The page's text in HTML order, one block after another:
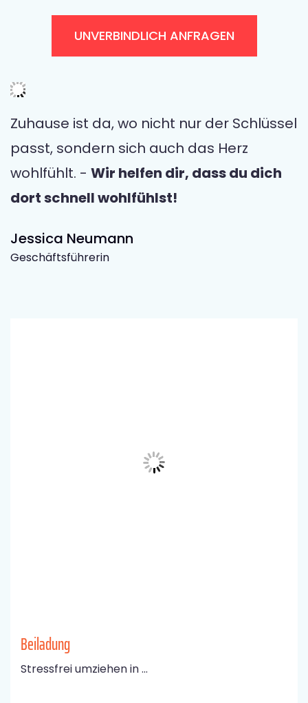
UNVERBINDLICH ANFRAGEN
Zuhause ist da, wo nicht nur der Schlüssel
passt, sondern sich auch das Herz
wohlfühlt. - Wir helfen dir, dass du dich
dort schnell wohlfühlst!
Jessica Neumann
Geschäftsführerin
Beiladung
Stressfrei umziehen in ...